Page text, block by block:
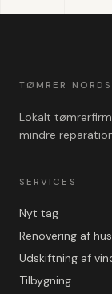
TØMRER
Lokalt
mindre
SERVICES
Nyt tag
Renovering af hus
Udskiftning af
Tilbygning